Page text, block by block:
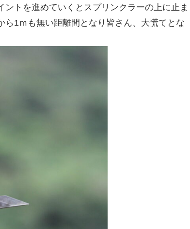
トを進めていくとスプリンクラーの上に止ま
1ｍも無い距離間となり皆さん、大慌てとな